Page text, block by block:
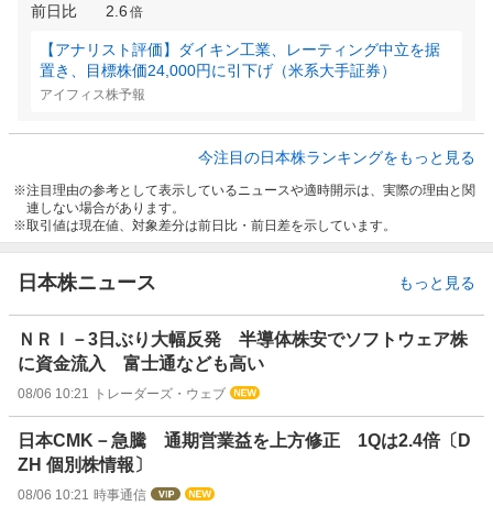
前日比
2.6 倍
【アナリスト評価】ダイキン工業、レーティング中立を据
置き、目標株価24,000円に引下げ（米系大手証券）
アイフィス株予報
今注目の日本株ランキングをもっと見る
注目理由の参考として表示しているニュースや適時開示は、実際の理由と関
連しない場合があります。
取引値は現在値、対象差分は前日比・前日差を示しています。
日本株ニュース もっと見る
ＮＲＩ－3日ぶり大幅反発 半導体株安でソフトウェア株
に資金流入 富士通なども高い
08/06 10:21 トレーダーズ・ウェブ
日本CMK－急騰 通期営業益を上方修正 1Qは2.4倍〔D
ZH 個別株情報〕
08/06 10:21 時事通信